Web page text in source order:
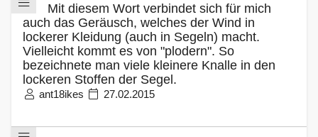
Mit diesem Wort verbindet sich für mich
auch das Geräusch, welches der Wind in
lockerer Kleidung (auch in Segeln) macht.
Vielleicht kommt es von "plodern". So
bezeichnete man viele kleinere Knalle in den
lockeren Stoffen der Segel.
ant18ikes 27.02.2015